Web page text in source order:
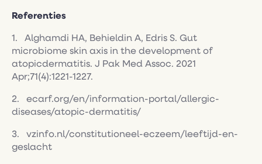
Referenties
1. Alghamdi HA, Behieldin A, Edris S. Gut
microbiome skin axis in the development of
atopicdermatitis. J Pak Med Assoc. 2021
Apr;71(4):1221-1227.
2. ecarf.org/en/information-portal/allergic-
diseases/atopic-dermatitis/
3. vzinfo.nl/constitutioneel-eczeem/leeftijd-en-
geslacht